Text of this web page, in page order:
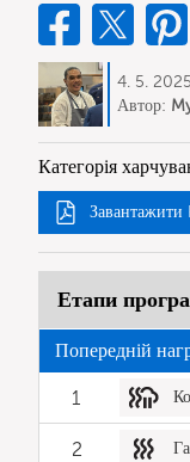
4. 5. 2025
Автор:
Категорія
Завантажити
Етапи
Попередній
1
2